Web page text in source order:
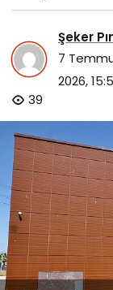
Şeker
7
2026,
39